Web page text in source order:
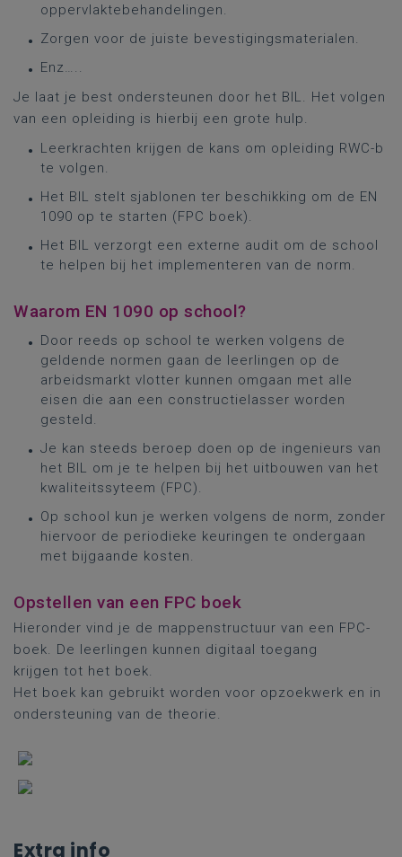
oppervlaktebehandelingen.
Zorgen voor de juiste bevestigingsmaterialen.
Enz…..
Je laat je best ondersteunen door het BIL. Het volgen
van een opleiding is hierbij een grote hulp.
Leerkrachten krijgen de kans om opleiding RWC-b
te volgen.
Het BIL stelt sjablonen ter beschikking om de EN
1090 op te starten (FPC boek).
Het BIL verzorgt een externe audit om de school
te helpen bij het implementeren van de norm.
Waarom EN 1090 op school?
Door reeds op school te werken volgens de
geldende normen gaan de leerlingen op de
arbeidsmarkt vlotter kunnen omgaan met alle
eisen die aan een constructielasser worden
gesteld.
Je kan steeds beroep doen op de ingenieurs van
het BIL om je te helpen bij het uitbouwen van het
kwaliteitssyteem (FPC).
Op school kun je werken volgens de norm, zonder
hiervoor de periodieke keuringen te ondergaan
met bijgaande kosten.
Opstellen van een FPC boek
Hieronder vind je de mappenstructuur van een FPC-
boek. De leerlingen kunnen digitaal toegang
krijgen tot het boek.
Het boek kan gebruikt worden voor opzoekwerk en in
ondersteuning van de theorie.
Extra info